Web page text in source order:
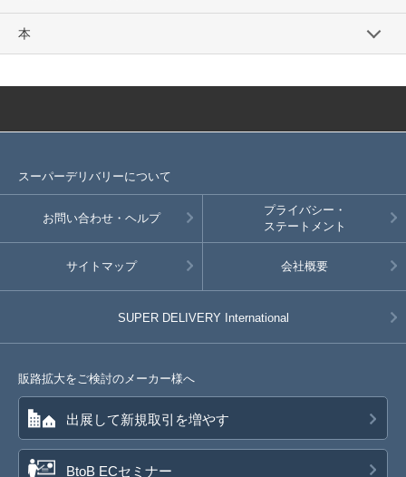
本
スーパーデリバリーについて
お問い合わせ・ヘルプ
プライバシー・
ステートメント
サイトマップ 会社概要
SUPER DELIVERY International
販路拡大をご検討のメーカー様へ
出展して新規取引を増やす
BtoB ECセミナー